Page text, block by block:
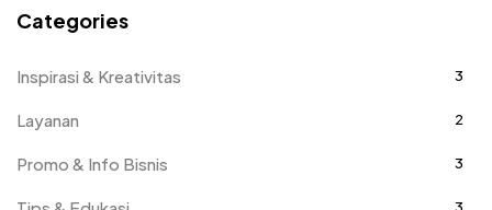
Categories
Inspirasi & Kreativitas 3
Layanan 2
Promo & Info Bisnis 3